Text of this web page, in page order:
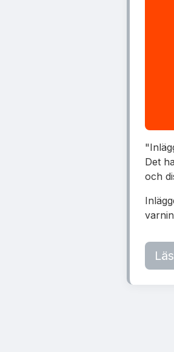
Det
och